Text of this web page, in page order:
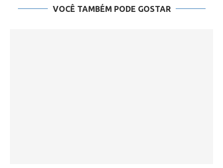
VOCÊ TAMBÉM PODE GOSTAR